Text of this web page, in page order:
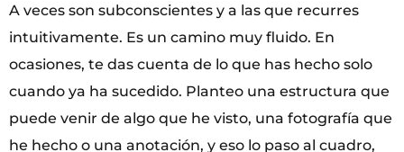
A veces son subconscientes y a las que recurres
intuitivamente. Es un camino muy fluido. En
ocasiones, te das cuenta de lo que has hecho solo
cuando ya ha sucedido. Planteo una estructura que
puede venir de algo que he visto, una fotografía que
he hecho o una anotación, y eso lo paso al cuadro,